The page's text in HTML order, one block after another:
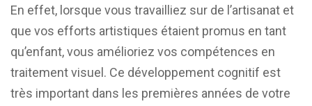
En effet, lorsque vous travailliez sur de l’artisanat et
que vos efforts artistiques étaient promus en tant
qu’enfant, vous amélioriez vos compétences en
traitement visuel. Ce développement cognitif est
très important dans les premières années de votre